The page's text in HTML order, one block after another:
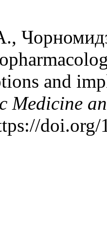
and
Medicine